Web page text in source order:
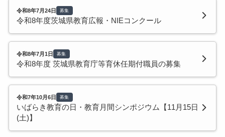
令和8年7月24日 募集
令和8年度茨城県教育広報・NIEコンクール
令和8年7月1日 募集
令和8年度 茨城県教育庁等育休任期付職員の募集
令和7年10月6日 募集
いばらき教育の日・教育月間シンポジウム【11月15日
(土)】